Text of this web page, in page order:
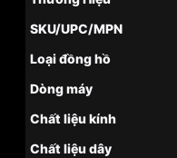
SKU/UPC/MPN
Loại đồng hồ
Dòng máy
Chất liệu kính
Chất liệu dây